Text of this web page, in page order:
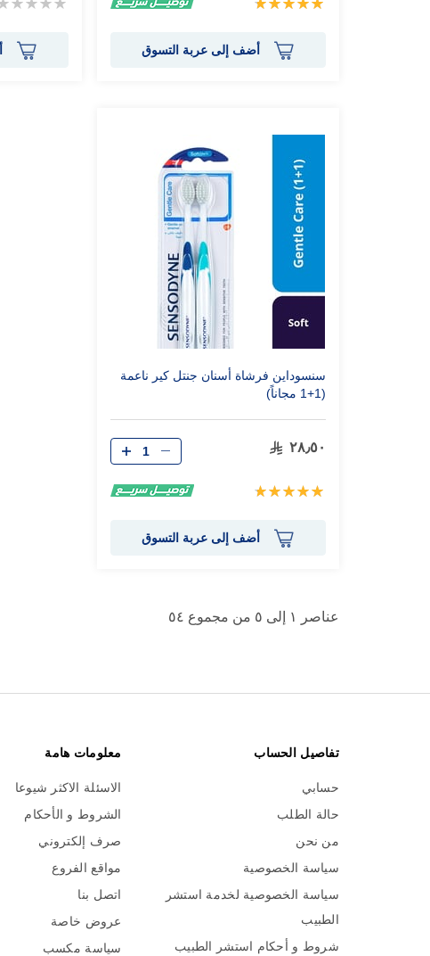
أضف إلى عربة التسوق
سنسوداين فرشاة أسنان جنتل كير ناعمة
(1+1 مجاناً)
٢٨٫٥٠
تقييم:
أضف إلى عربة التسوق
عناصر ١ إلى ٥ من مجموع ٥٤
تفاصيل الحساب
حسابي
حالة الطلب
من نحن
سياسة الخصوصية
سياسة الخصوصية لخدمة استشر
الطبيب
شروط و أحكام استشر الطبيب
معلومات هامة
الاسئلة الاكثر شيوعا
الشروط و الأحكام
صرف إلكتروني
مواقع الفروع
اتصل بنا
عروض خاصة
سياسة مكسب